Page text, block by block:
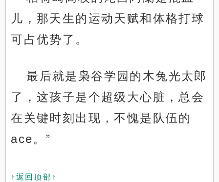
儿，那天生的运动天赋和体格打球
可占优势了。
最后就是枭谷学园的木兔光太郎
了，这孩子是个超级大心脏，总会
在关键时刻出现，不愧是队伍的
ace。”
↑返回顶部↑